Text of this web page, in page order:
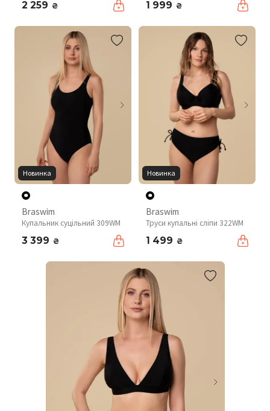
2 259 ₴ 1 999 ₴
Новинка
Braswim
Купальник суцільний 309WM
3 399 ₴
Новинка
Braswim
Труси купальні сліпи 322WM
1 499 ₴